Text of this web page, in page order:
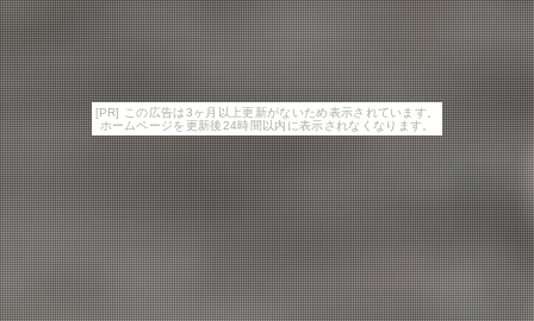
[PR] この広告は3ヶ月以上更新がないため表示されています。
ホームページを更新後24時間以内に表示されなくなります。